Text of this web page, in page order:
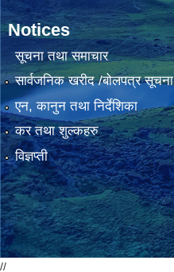
Notices
सूचना तथा समाचार
सार्वजनिक खरीद /बोलपत्र सूचना
एन, कानुन तथा निर्देशिका
कर तथा शुल्कहरु
विज्ञप्ती
//